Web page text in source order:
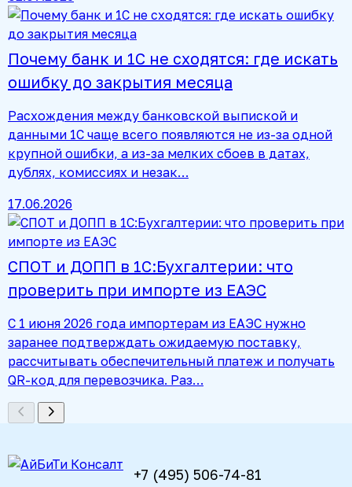
Почему банк и 1С не сходятся: где искать
ошибку до закрытия месяца
Расхождения между банковской выпиской и
данными 1С чаще всего появляются не из-за одной
крупной ошибки, а из-за мелких сбоев в датах,
дублях, комиссиях и незак…
17.06.2026
СПОТ и ДОПП в 1С:Бухгалтерии: что
проверить при импорте из ЕАЭС
С 1 июня 2026 года импортерам из ЕАЭС нужно
заранее подтверждать ожидаемую поставку,
рассчитывать обеспечительный платеж и получать
QR-код для перевозчика. Раз…
+7 (495) 506-74-81